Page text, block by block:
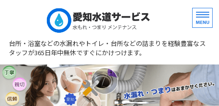
水まわり専門修
台所・浴室などの水漏れやトイレ・台所などの詰まりを経験豊富なス
タッフが365日年中無休ですぐにかけつけます。
ホーム
サービス